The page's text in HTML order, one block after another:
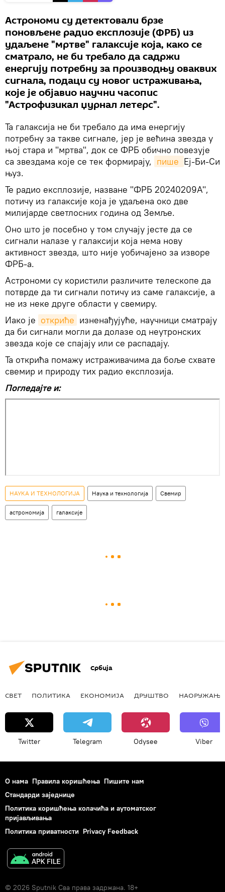
Астрономи су детектовали брзе
поновљене радио експлозије (ФРБ) из
удаљене "мртве" галаксије која, како се
сматрало, не би требало да садржи
енергију потребну за производњу оваквих
сигнала, подаци су новог истраживања,
које је објавио научни часопис
"Астрофизикал џурнал летерс".
Та галаксија не би требало да има енергију
потребну за такве сигнале, јер је већина звезда у
њој стара и "мртва", док се ФРБ обично повезује
са звездама које се тек формирају, пише Еј-Би-Си
њуз.
Те радио експлозије, назване "ФРБ 20240209А",
потичу из галаксије која је удаљена око две
милијарде светлосних година од Земље.
Оно што је посебно у том случају јесте да се
сигнали налазе у галаксији која нема нову
активност звезда, што није уобичајено за изворе
ФРБ-а.
Астрономи су користили различите телескопе да
потврде да ти сигнали потичу из саме галаксије, а
не из неке друге области у свемиру.
Иако је откриће изненађујуће, научници сматрају
да би сигнали могли да долазе од неутронских
звезда које се спајају или се распадају.
Та открића помажу истраживачима да боље схвате
свемир и природу тих радио експлозија.
Погледајте и:
НАУКА И ТЕХНОЛОГИЈА Наука и технологија Свемир
астрономија галаксије
Србија
СВЕТ ПОЛИТИКА ЕКОНОМИЈА ДРУШТВО НАОРУЖАЊЕ
Twitter Telegram Odysee Viber
О нама Правила коришћења Пишите нам
Стандарди заједнице
Политика коришћења колачића и аутоматског
пријављивања
Политика приватности Privacy Feedback
© 2026 Sputnik Сва права задржана. 18+